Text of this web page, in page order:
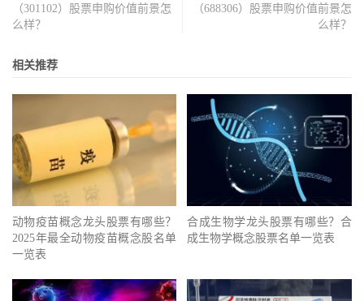
（301102）股票申购价值前景怎
么样？
（688306）股票申购价值前景怎
么样？
相关推荐
动物疫苗概念龙头股票有哪些？
2025年最全动物疫苗概念股名单
一览表
合成生物学龙头股票有哪些？合
成生物学概念股票名单一览表